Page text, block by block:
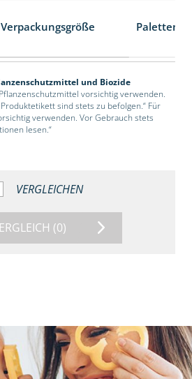
Verpackungsgröße
und Biozide
vorsichtig verwenden.
sind stets zu befolgen.“ Für
verwenden. Vor Gebrauch stets
lesen.“
VERGLEICHEN
(0)